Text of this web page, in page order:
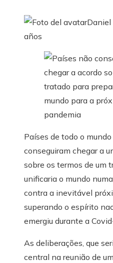
Daniel
años
Países de todo o
conseguiram chegar a
sobre os termos de um
unificaria o mundo
contra a inevitável
superando o espírito
emergiu durante a
As deliberações, que
central na reunião de